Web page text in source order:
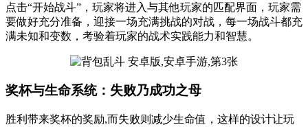
点击“开始战斗”，玩家将进入与其他玩家的匹配界面，玩家需
要做好充分准备，迎接一场充满挑战的对战，每一场战斗都充
满未知和变数，考验着玩家的战术实践能力和智慧。
奖杯与生命系统：失败乃成功之母
胜利带来奖杯的奖励,而失败则减少生命值，这样的设计让玩